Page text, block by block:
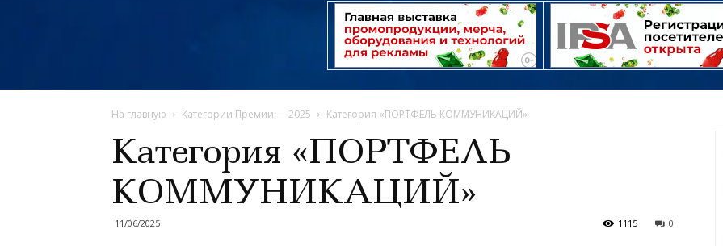
На главную Категории Премии — 2025 Категория «ПОРТФЕЛЬ КОММУНИКАЦИЙ»
Категория «ПОРТФЕЛЬ
КОММУНИКАЦИЙ»
11/06/2025 0
1115